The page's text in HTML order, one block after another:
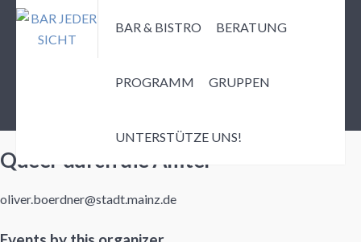
BAR & BISTRO BERATUNG
PROGRAMM GRUPPEN
UNTERSTÜTZE UNS!
Events by this organizer
Queer durch die Ämter
oliver.boerdner@stadt.mainz.de